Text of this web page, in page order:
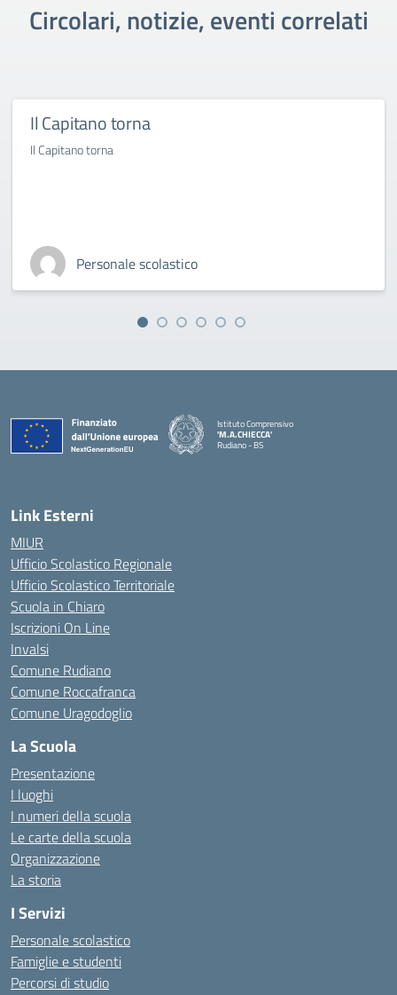
Circolari, notizie, eventi correlati
Il Capitano torna
Il Capitano torna
Personale scolastico
Istituto Comprensivo
'M.A.CHIECCA'
Rudiano - BS
Link Esterni
MIUR
Ufficio Scolastico Regionale
Ufficio Scolastico Territoriale
Scuola in Chiaro
Iscrizioni On Line
Invalsi
Comune Rudiano
Comune Roccafranca
Comune Uragodoglio
La Scuola
Presentazione
I luoghi
I numeri della scuola
Le carte della scuola
Organizzazione
La storia
I Servizi
Personale scolastico
Famiglie e studenti
Percorsi di studio